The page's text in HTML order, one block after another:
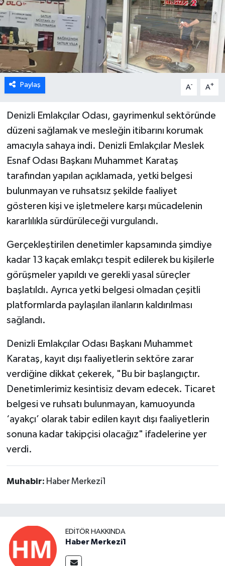
Paylaş A- A+
Denizli Emlakçılar Odası, gayrimenkul sektöründe
düzeni sağlamak ve mesleğin itibarını korumak
amacıyla sahaya indi. Denizli Emlakçılar Meslek
Esnaf Odası Başkanı Muhammet Karataş
tarafından yapılan açıklamada, yetki belgesi
bulunmayan ve ruhsatsız şekilde faaliyet
gösteren kişi ve işletmelere karşı mücadelenin
kararlılıkla sürdürüleceği vurgulandı.
Gerçekleştirilen denetimler kapsamında şimdiye
kadar 13 kaçak emlakçı tespit edilerek bu kişilerle
görüşmeler yapıldı ve gerekli yasal süreçler
başlatıldı. Ayrıca yetki belgesi olmadan çeşitli
platformlarda paylaşılan ilanların kaldırılması
sağlandı.
Denizli Emlakçılar Odası Başkanı Muhammet
Karataş, kayıt dışı faaliyetlerin sektöre zarar
verdiğine dikkat çekerek, "Bu bir başlangıçtır.
Denetimlerimiz kesintisiz devam edecek. Ticaret
belgesi ve ruhsatı bulunmayan, kamuoyunda
‘ayakçı’ olarak tabir edilen kayıt dışı faaliyetlerin
sonuna kadar takipçisi olacağız" ifadelerine yer
verdi.
Muhabir: Haber Merkezi1
EDITÖR HAKKINDA
Haber Merkezi1
RESMİ REKLAM